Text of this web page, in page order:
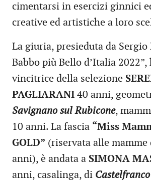
cimentarsi in esercizi ginnici
creative ed artistiche a loro
La giuria, presieduta da
Babbo più Bello d’Italia
vincitrice della selezione
PAGLIARANI 40 anni,
Savignano sul Rubicone,
10 anni. La fascia “Miss
GOLD” (riservata alle mamme
anni), è andata a SIMONA
anni, casalinga, di